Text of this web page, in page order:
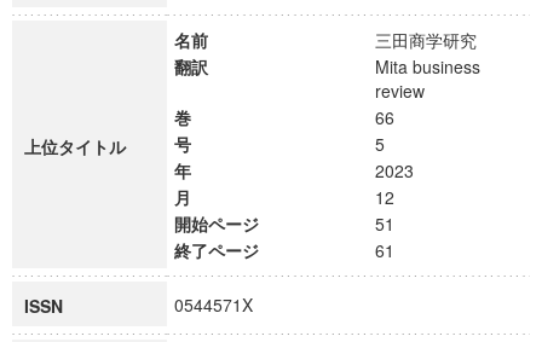
上位タイトル
名前
三田商学研究
翻訳
Mita business
review
巻
66
号
5
年
2023
月
12
開始ページ
51
終了ページ
61
ISSN 0544571X